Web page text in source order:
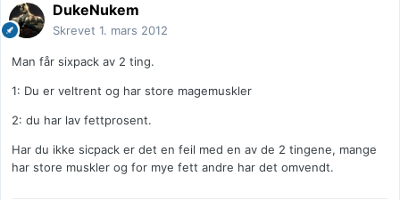
DukeNukem
Skrevet 1. mars 2012
Man får sixpack av 2 ting.
1: Du er veltrent og har store magemuskler
2: du har lav fettprosent.
Har du ikke sicpack er det en feil med en av de 2 tingene, mange
har store muskler og for mye fett andre har det omvendt.